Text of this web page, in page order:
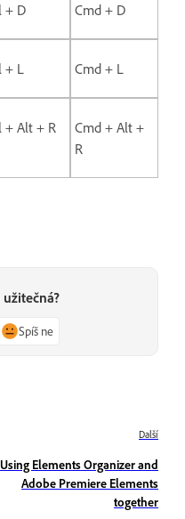
+ D Cmd + D
+ L Cmd + L
+ Alt + R
Cmd + Alt +
R
Spíš ne
Další
Using Elements Organizer and
Adobe Premiere Elements
together